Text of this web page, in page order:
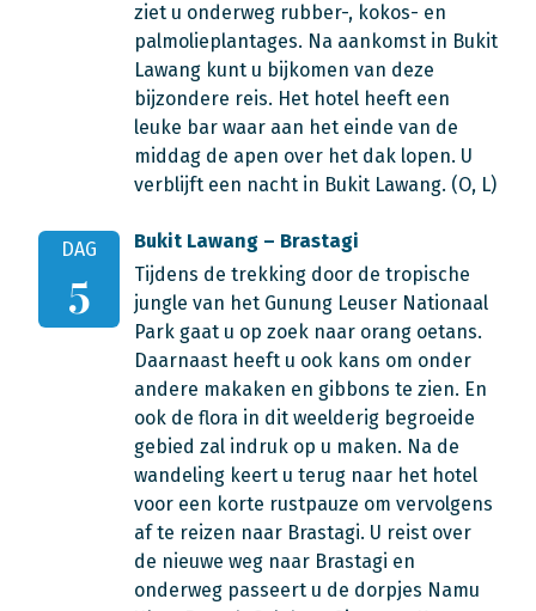
ziet u onderweg rubber-, kokos- en
palmolieplantages. Na aankomst in Bukit
Lawang kunt u bijkomen van deze
bijzondere reis. Het hotel heeft een
leuke bar waar aan het einde van de
middag de apen over het dak lopen. U
verblijft een nacht in Bukit Lawang. (O, L)
DAG
5
Bukit Lawang – Brastagi
Tijdens de trekking door de tropische
jungle van het Gunung Leuser Nationaal
Park gaat u op zoek naar orang oetans.
Daarnaast heeft u ook kans om onder
andere makaken en gibbons te zien. En
ook de flora in dit weelderig begroeide
gebied zal indruk op u maken. Na de
wandeling keert u terug naar het hotel
voor een korte rustpauze om vervolgens
af te reizen naar Brastagi. U reist over
de nieuwe weg naar Brastagi en
onderweg passeert u de dorpjes Namu